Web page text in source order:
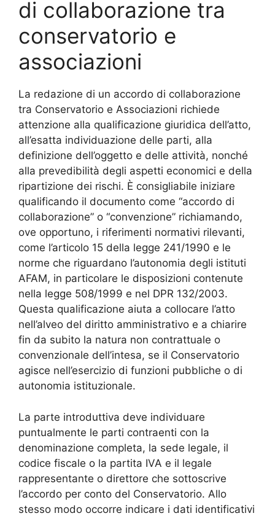
di collaborazione tra
conservatorio e
associazioni​
La redazione di un accordo di collaborazione
tra Conservatorio e Associazioni richiede
attenzione alla qualificazione giuridica dell’atto,
all’esatta individuazione delle parti, alla
definizione dell’oggetto e delle attività, nonché
alla prevedibilità degli aspetti economici e della
ripartizione dei rischi. È consigliabile iniziare
qualificando il documento come “accordo di
collaborazione” o “convenzione” richiamando,
ove opportuno, i riferimenti normativi rilevanti,
come l’articolo 15 della legge 241/1990 e le
norme che riguardano l’autonomia degli istituti
AFAM, in particolare le disposizioni contenute
nella legge 508/1999 e nel DPR 132/2003.
Questa qualificazione aiuta a collocare l’atto
nell’alveo del diritto amministrativo e a chiarire
fin da subito la natura non contrattuale o
convenzionale dell’intesa, se il Conservatorio
agisce nell’esercizio di funzioni pubbliche o di
autonomia istituzionale.
La parte introduttiva deve individuare
puntualmente le parti contraenti con la
denominazione completa, la sede legale, il
codice fiscale o la partita IVA e il legale
rappresentante o direttore che sottoscrive
l’accordo per conto del Conservatorio. Allo
stesso modo occorre indicare i dati identificativi